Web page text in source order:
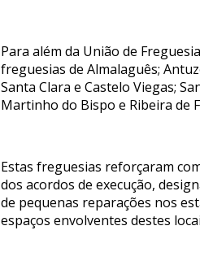
Para além da União de
freguesias de Almalaguês;
Santa Clara e Castelo Viegas;
Martinho do Bispo e Ribeira de
Estas freguesias reforçaram
dos acordos de execução,
de pequenas reparações nos
espaços envolventes destes